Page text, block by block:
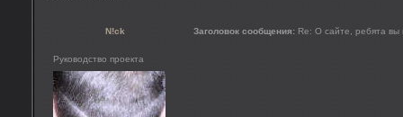
N!ck Заголовок сообщения: Re: О сайте, ребята вы
Руководство проекта